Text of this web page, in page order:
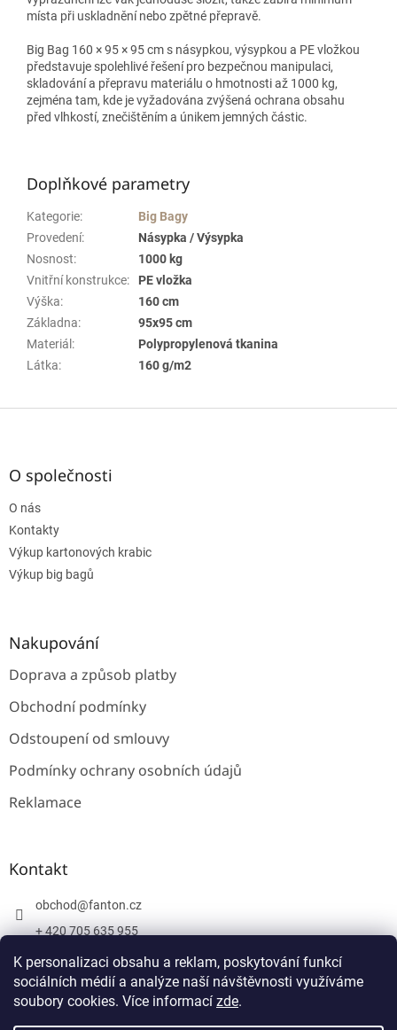
K personalizaci obsahu a reklam, poskytování funkcí
sociálních médií a analýze naší návštěvnosti využíváme
soubory cookies. Více informací zde.
místa při uskladnění nebo zpětné přepravě.
Big Bag 160 × 95 × 95 cm s násypkou, výsypkou a PE vložkou
představuje spolehlivé řešení pro bezpečnou manipulaci,
skladování a přepravu materiálu o hmotnosti až 1000 kg,
zejména tam, kde je vyžadována zvýšená ochrana obsahu
před vlhkostí, znečištěním a únikem jemných částic.
Doplňkové parametry
Kategorie:
Big Bagy
Provedení:
Násypka / Výsypka
Nosnost:
1000 kg
Vnitřní konstrukce:
PE vložka
Výška:
160 cm
Základna:
95x95 cm
Materiál :
Polypropylenová tkanina
Látka: 160 g/m2
Z
O společnosti
O nás
Kontakty
Výkup kartonových krabic
Výkup big bagů
Nakupování
Doprava a způsob platby
Obchodní podmínky
Odstoupení od smlouvy
Podmínky ochrany osobních údajů
Reklamace
Kontakt
obchod@fanton.cz
+ 420 705 635 955
+ 420 705 635 951